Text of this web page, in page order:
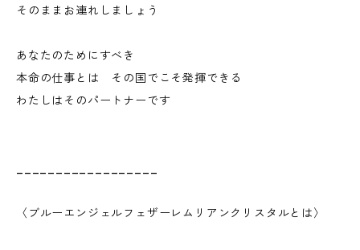
そのままお連れしましょう
あなたのためにすべき
本命の仕事とは その国でこそ発揮できる
わたしはそのパートナーです
〈ブルーエンジェルフェザーレムリアンクリスタルとは〉